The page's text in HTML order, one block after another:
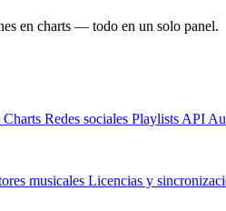
en charts — todo en un solo panel.
Charts Redes sociales Playlists API
musicales Licencias y